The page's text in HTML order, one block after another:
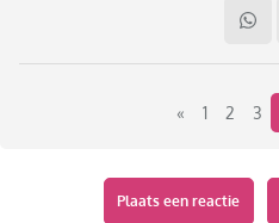
« 1 2 3
Plaats een reactie